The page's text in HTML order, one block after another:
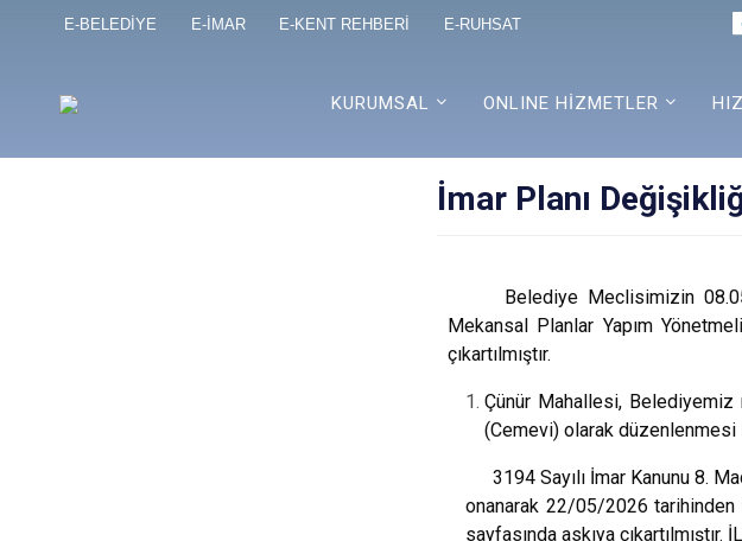
E-BELEDİYE E-İMAR E-KENT REHBERİ E-RUHSAT
KURUMSAL ONLINE HİZMETLER
İmar Planı
Belediye Meclisimizin
Mekansal Planlar Yapım
çıkartılmıştır.
Çünür Mahallesi,
(Cemevi) olarak
3194 Sayılı İmar Kanunu 8.
onanarak 22/05/2026
sayfasında askıya